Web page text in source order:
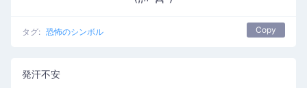
タグ: 恐怖のシンボル Copy
発汗不安